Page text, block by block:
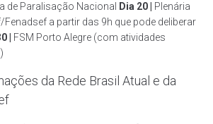
de Paralisação Nacional
Dia 20 |
Plenária
a partir das 9h que pode deliberar
|
FSM Porto Alegre (com atividades
da Rede Brasil Atual e da